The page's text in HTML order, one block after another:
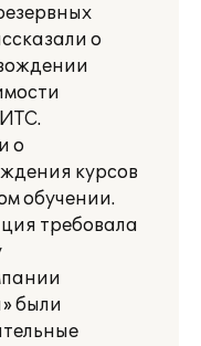
о
о
курсов
обучении.
требовала
были